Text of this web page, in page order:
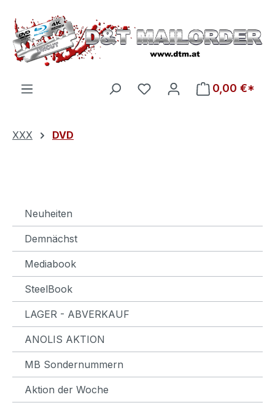
Zum Hauptinhalt springen
Du hast 0 Produkte auf
0,00 €*
XXX DVD
Neuheiten
Demnächst
Mediabook
SteelBook
LAGER - ABVERKAUF
ANOLIS AKTION
MB Sondernummern
Aktion der Woche